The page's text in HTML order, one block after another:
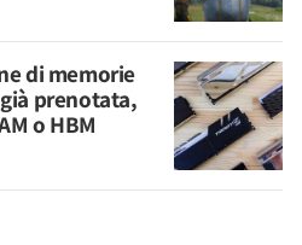
di memorie
prenotata,
o HBM